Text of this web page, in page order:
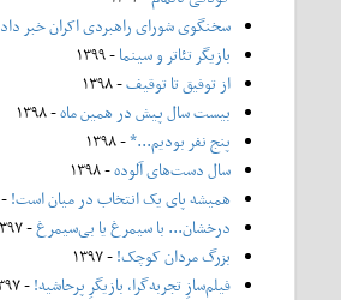
سخنگوی شورای راهبردی اکران خبر داد
بازیگر تئاتر و سینما- ۱۳۹۹
از توفیق تا توقیف- ۱۳۹۸
بیست سال پیش در همین ماه- ۱۳۹۸
پنج نفر بودیم...*- ۱۳۹۸
سال دست‌های آلوده- ۱۳۹۸
همیشه پای یک انتخاب در میان است!- ۱۳۹۷
درخشان... با سیمرغ یا بی‌سیمرغ- ۱۳۹۷
بزرگ مردان کوچک!- ۱۳۹۷
فیلم‌سازِ تجربه‌گرا، بازیگرِ پرحاشیه!- ۱۳۹۷